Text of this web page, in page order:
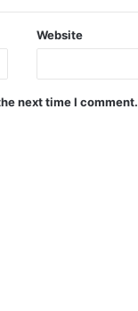
Website
next time I comment.